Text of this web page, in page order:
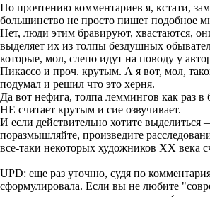
По прочтению комментариев я, кстати,
большинство не просто пишет подобное
Нет, люди этим бравируют, хвастаются,
выделяет их из толпы бездушных
которые, мол, слепо идут на поводу у
Пикассо и проч. крутым. А я вот, мол,
подумал и решил что это херня.
Да вот нефига, толпа леммингов как раз
НЕ считает крутым и сие озвучивает.
И если действительно хотите выделиться
поразмышляйте, произведите
все-таки некоторых художников ХХ века
UPD: еще раз уточню, судя по
сформулировала. Если вы не любите